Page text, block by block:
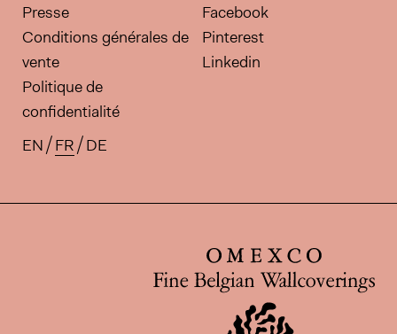
Presse
Conditions générales de
vente
Politique de
confidentialité
Facebook
Pinterest
Linkedin
Traductions disponibles pour
EN FR DE